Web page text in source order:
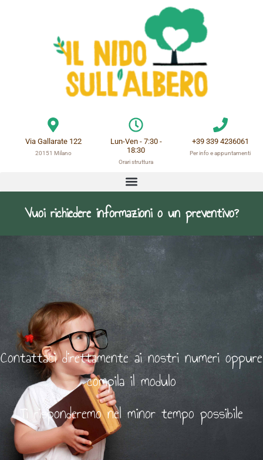
Via Gallarate 122
20151 Milano
Lun-Ven - 7:30 -
18:30
Orari struttura
+39 339 4236061
Per info e appuntamenti
Dove Siamo
Vuoi richiedere informazioni o un preventivo?
Contattaci direttamente ai nostri numeri oppure
compila il modulo
Ti risponderemo nel minor tempo possibile